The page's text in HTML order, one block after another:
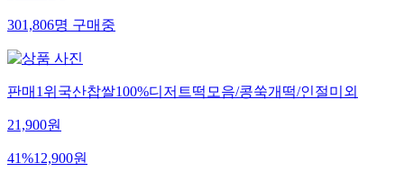
301,806명 구매중
판매1위국산찹쌀100%디저트떡모음/콩쑥개떡/인절미외
21,900원
41%12,900원